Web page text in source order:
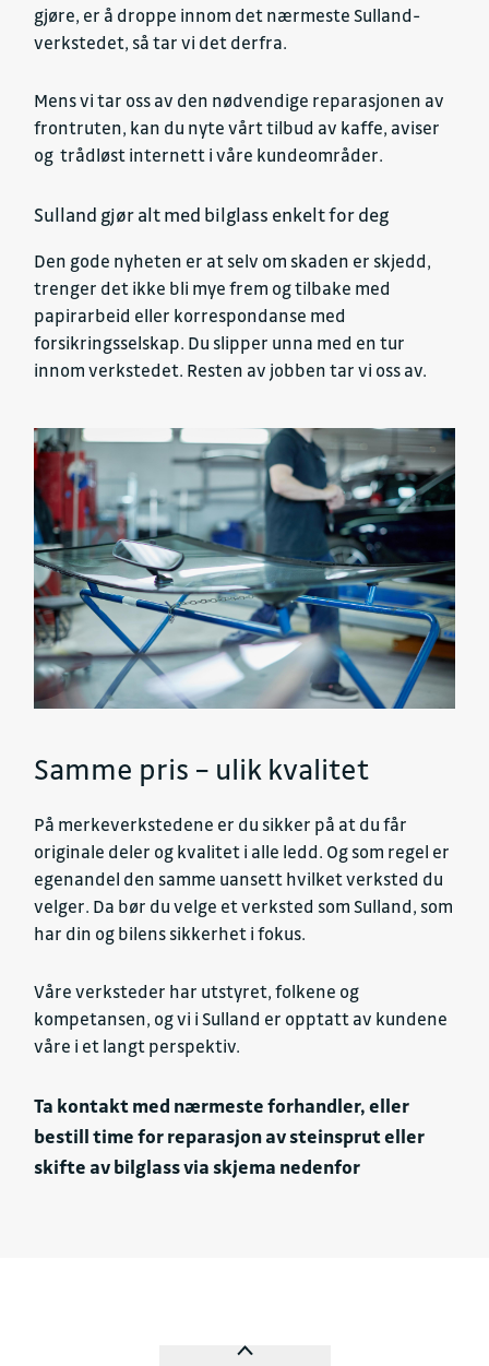
gjøre, er å droppe innom det nærmeste Sulland-
verkstedet, så tar vi det derfra.
Mens vi tar oss av den nødvendige reparasjonen av
frontruten, kan du nyte vårt tilbud av kaffe, aviser
og trådløst internett i våre kundeområder.
Sulland gjør alt med bilglass enkelt for deg
Den gode nyheten er at selv om skaden er skjedd,
trenger det ikke bli mye frem og tilbake med
papirarbeid eller korrespondanse med
forsikringsselskap. Du slipper unna med en tur
innom verkstedet. Resten av jobben tar vi oss av.
Samme pris – ulik kvalitet
På merkeverkstedene er du sikker på at du får
originale deler og kvalitet i alle ledd. Og som regel er
egenandel den samme uansett hvilket verksted du
velger. Da bør du velge et verksted som Sulland, som
har din og bilens sikkerhet i fokus.
Våre verksteder har utstyret, folkene og
kompetansen, og vi i Sulland er opptatt av kundene
våre i et langt perspektiv.
Ta kontakt med nærmeste forhandler, eller
bestill time for reparasjon av steinsprut eller
skifte av bilglass via skjema nedenfor